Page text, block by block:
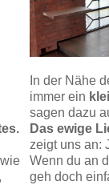
In der Nähe
immer ein
sagen dazu
Das ewige
zeigt uns an:
Wenn du an
geh doch